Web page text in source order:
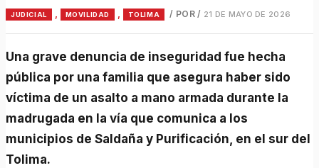
JUDICIAL MOVILIDAD TOLIMA / POR / 21 DE MAYO DE 2026
Una grave denuncia de inseguridad fue hecha
pública por una familia que asegura haber sido
víctima de un asalto a mano armada durante la
madrugada en la vía que comunica a los
municipios de Saldaña y Purificación, en el sur del
Tolima.